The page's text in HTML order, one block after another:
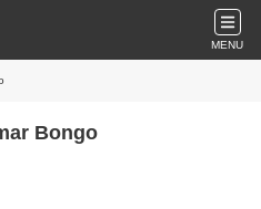
MENU
Bongo